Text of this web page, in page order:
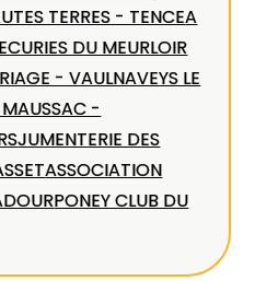
TERRES - TENCEA
ECURIES DU MEURLOIR
- VAULNAVEYS LE
-
JUMENTERIE DES
ASSOCIATION
PONEY CLUB DU